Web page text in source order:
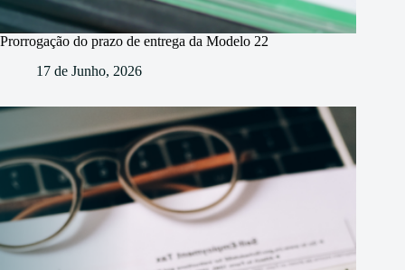
Prorrogação do prazo de entrega da Modelo 22
17 de Junho, 2026